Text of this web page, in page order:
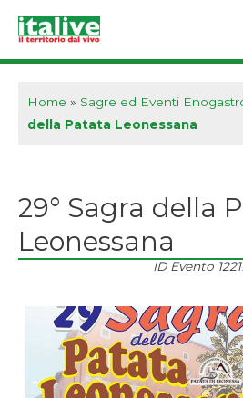
Home » Sagre ed Eventi
della Patata Leonessana
29° Sagra della
Leonessana
ID Evento